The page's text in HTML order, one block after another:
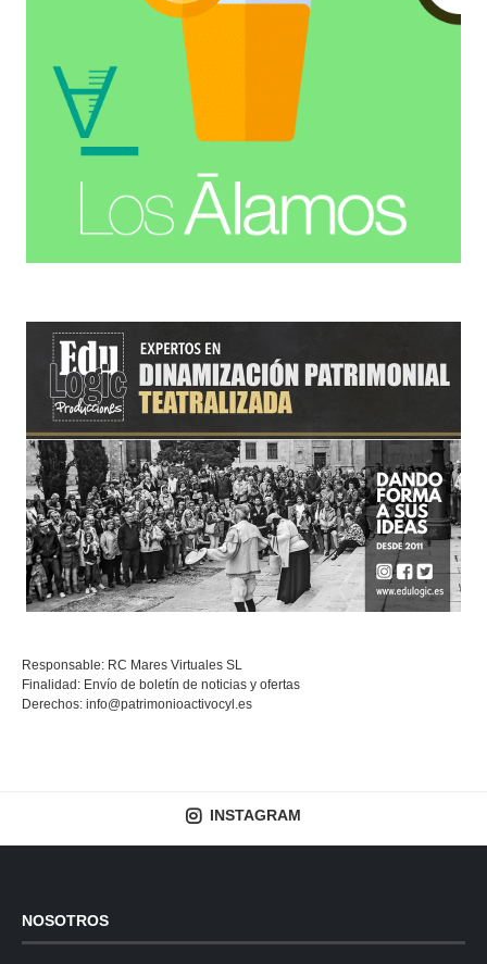
Responsable: RC Mares Virtuales SL
Finalidad: Envío de boletín de noticias y ofertas
Derechos: info@patrimonioactivocyl.es
INSTAGRAM
NOSOTROS